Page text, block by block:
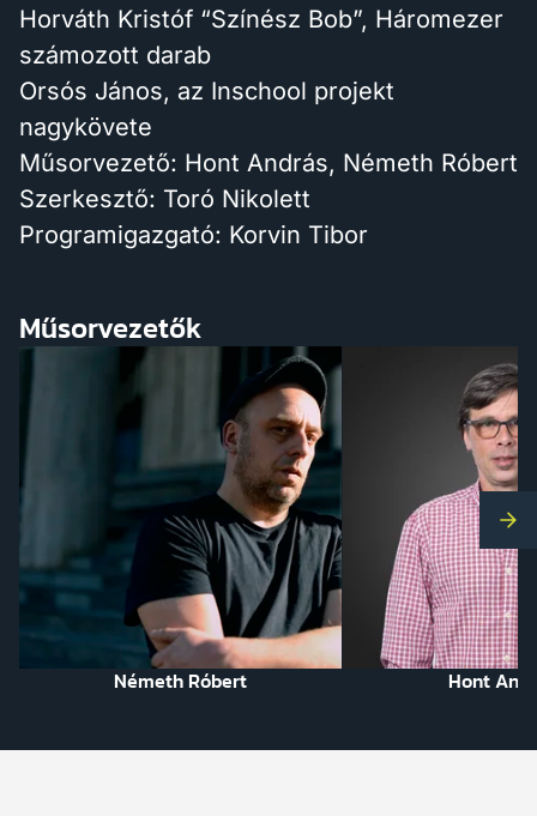
Horváth Kristóf “Színész Bob”, Háromezer
számozott darab
Orsós János, az Inschool projekt
nagykövete
Műsorvezető: Hont András, Németh Róbert
Szerkesztő: Toró Nikolett
Programigazgató: Korvin Tibor
Műsorvezetők
Németh Róbert Hont